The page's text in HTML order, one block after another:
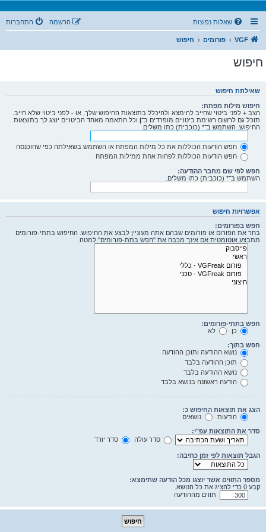
שאלות נפוצות התחברות הרשמה
VGF פורומים חיפוש
חיפוש
שאילתת חיפוש
חיפוש מילות מפתח:
הצב + לפני ביטוי שחייב להימצא ולהיכלל בתוצאות החיפוש שלך, או - לפני ביטוי שלא חייב.
תוכל גם לרשום רשימת ביטויים מופרדים ב־| וכל התאמה מאחד הביטויים יוצג לך בתוצאות
החיפוש. השתמש ב־* (כוכבית) כתו משלים.
חפש הודעות הכוללות את כל מילות המפתח או השתמש בשאילתה כפי שהוכנסה
חפש הודעות הכוללות לפחות אחת ממילות המפתח
חפש לפי שם מחבר ההודעה:
השתמש ב־* (כוכבית) כתו משלים.
אפשרויות חיפוש
חפש בפורומים:
בחר את הפורום או פורומים שבהם אתה מעוניין לבצע את החיפוש. החיפוש בתתי-פורומים
מתבצע אוטומטית אם אינך מכבה את "חפש בתת-פורומים" למטה.
חפש בתתי-פורומים:
כן
לא
חפש בתוך:
נושא ההודעה ותוכן ההודעה
תוכן ההודעה בלבד
נושא ההודעה בלבד
הודעה ראשונה בנושא בלבד
הצג את תוצאות החיפוש כ:
הודעות
נושאים
סדר את התוצאות עפ"י:
סדר עולה
סדר יורד
הגבל תוצאות לפי זמן כתיבה:
מספר התווים אשר יוצגו מכל הודעה שתימצא:
קבע 0 כדי להציג את כל הנושא.
תווים מההודעה